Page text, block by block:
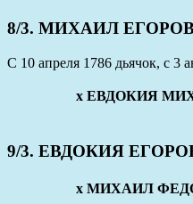
8/3. МИХАИЛ ЕГОРОВ
С 10 апреля 1786 дьячок, с 3
х ЕВДОКИЯ
9/3. ЕВДОКИЯ
х МИХАИЛ